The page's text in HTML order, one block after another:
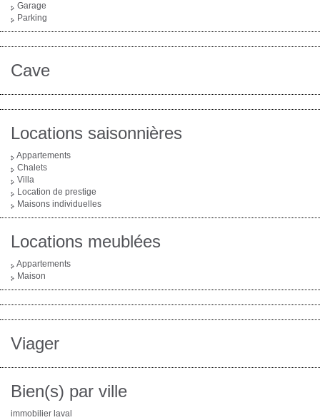
Garage
Parking
Cave
Locations saisonnières
Appartements
Chalets
Villa
Location de prestige
Maisons individuelles
Locations meublées
Appartements
Maison
Viager
Bien(s) par ville
immobilier laval